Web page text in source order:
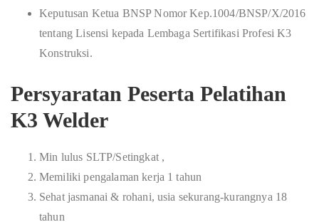
Keputusan Ketua BNSP Nomor Kep.1004/BNSP/X/2016
tentang Lisensi kepada Lembaga Sertifikasi Profesi K3
Konstruksi.
Persyaratan Peserta Pelatihan
K3 Welder
Min lulus SLTP/Setingkat ,
Memiliki pengalaman kerja 1 tahun
Sehat jasmanai & rohani, usia sekurang-kurangnya 18
tahun